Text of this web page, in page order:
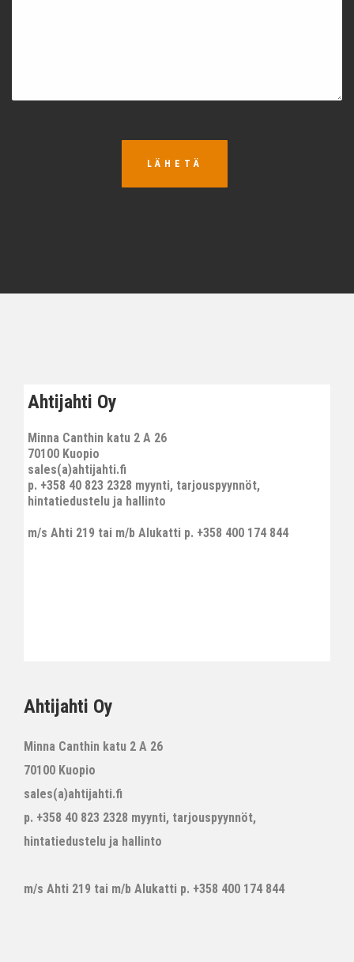
LÄHETÄ
Ahtijahti Oy
Minna Canthin katu 2 A 26
70100 Kuopio
sales(a)ahtijahti.fi
p. +358 40 823 2328 myynti, tarjouspyynnöt,
hintatiedustelu ja hallinto
m/s Ahti 219 tai m/b Alukatti p. +358 400 174 844
Ahtijahti Oy
Minna Canthin katu 2 A 26
70100 Kuopio
sales(a)ahtijahti.fi
p. +358 40 823 2328 myynti, tarjouspyynnöt,
hintatiedustelu ja hallinto
m/s Ahti 219 tai m/b Alukatti p. +358 400 174 844